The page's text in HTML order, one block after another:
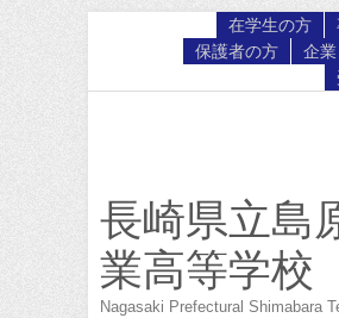
在学生の方
企
保護者の方
長崎県立島
業高等学校
Nagasaki Prefectural Shimabara